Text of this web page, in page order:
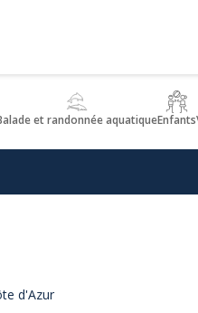
et randonnée aquatiqueEnfants
d'Azur